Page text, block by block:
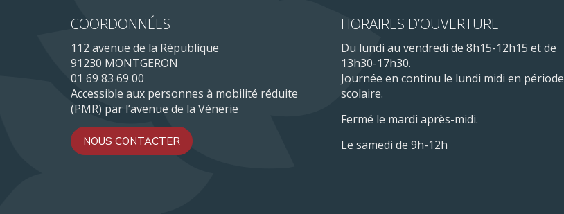
COORDONNÉES
112 avenue de la République
91230 MONTGERON
01 69 83 69 00
Accessible aux personnes à mobilité réduite
(PMR) par l’avenue de la Vénerie
NOUS CONTACTER
HORAIRES D’OUVERTURE
Du lundi au vendredi de 8h15-12h15 et de
13h30-17h30.
Journée en continu le lundi midi en période
scolaire.
Fermé le mardi après-midi.
Le samedi de 9h-12h